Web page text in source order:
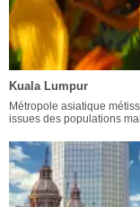
Kuala Lumpur
Métropole asiatique
issues des populations